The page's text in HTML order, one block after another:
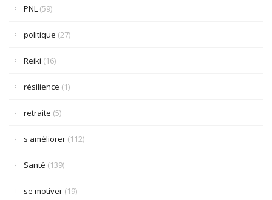
PNL (59)
politique (27)
Reiki (16)
résilience (1)
retraite (5)
s'améliorer (112)
Santé (139)
se motiver (19)